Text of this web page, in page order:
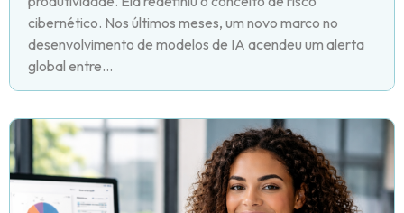
cibernético. Nos últimos meses, um novo marco no
desenvolvimento de modelos de IA acendeu um alerta
global entre...